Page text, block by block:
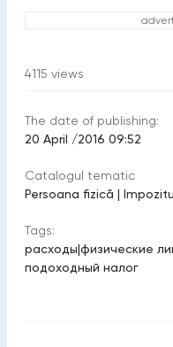
4115 views
The date of publishing:
20 April /2016 09:52
Catalogul tematic
Persoana fizică |
Tags:
расходы|физические
подоходный налог